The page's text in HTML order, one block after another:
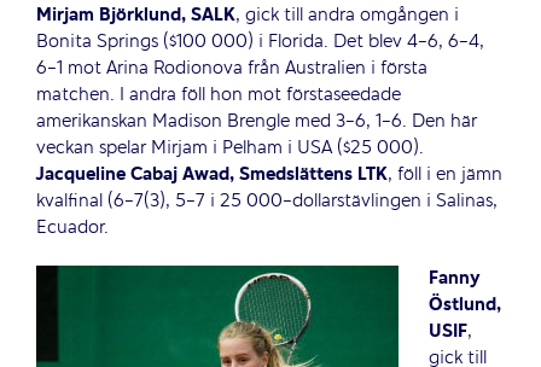
Mirjam Björklund, SALK, gick till andra omgången i
Bonita Springs ($100 000) i Florida. Det blev 4-6, 6-4,
6-1 mot Arina Rodionova från Australien i första
matchen. I andra föll hon mot förstaseedade
amerikanskan Madison Brengle med 3-6, 1-6. Den här
veckan spelar Mirjam i Pelham i USA ($25 000).
Jacqueline Cabaj Awad, Smedslättens LTK, föll i en jämn
kvalfinal (6-7(3), 5-7 i 25 000-dollarstävlingen i Salinas,
Ecuador.
Fanny
Östlund,
USIF,
gick till